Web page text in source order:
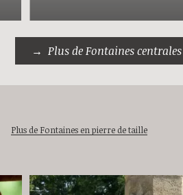
Plus de Fontaines centrales
Plus de Fontaines en pierre de taille